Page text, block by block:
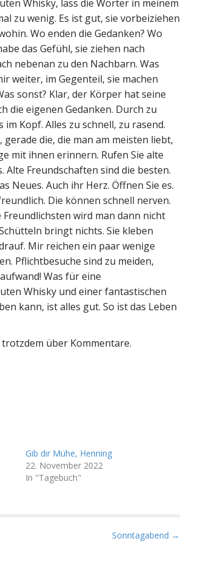
Whisky, lass die Wörter in meinem
zu wenig. Es ist gut, sie vorbeiziehen
Wo enden die Gedanken? Wo
das Gefühl, sie ziehen nach
nebenan zu den Nachbarn. Was
weiter, im Gegenteil, sie machen
sonst? Klar, der Körper hat seine
die eigenen Gedanken. Durch zu
Kopf. Alles zu schnell, zu rasend.
gerade die, die man am meisten liebt,
mit ihnen erinnern. Rufen Sie alte
Alte Freundschaften sind die besten.
Neues. Auch ihr Herz. Öffnen Sie es.
Die können schnell nerven.
Freundlichsten wird man dann nicht
bringt nichts. Sie kleben
Mir reichen ein paar wenige
Pflichtbesuche sind zu meiden,
Was für eine
Whisky und einer fantastischen
kann, ist alles gut. So ist das Leben
über Kommentare.
Gib dir Mühe, Henning
22. November 2022
In "Tagebuch"
Sonntagabend →